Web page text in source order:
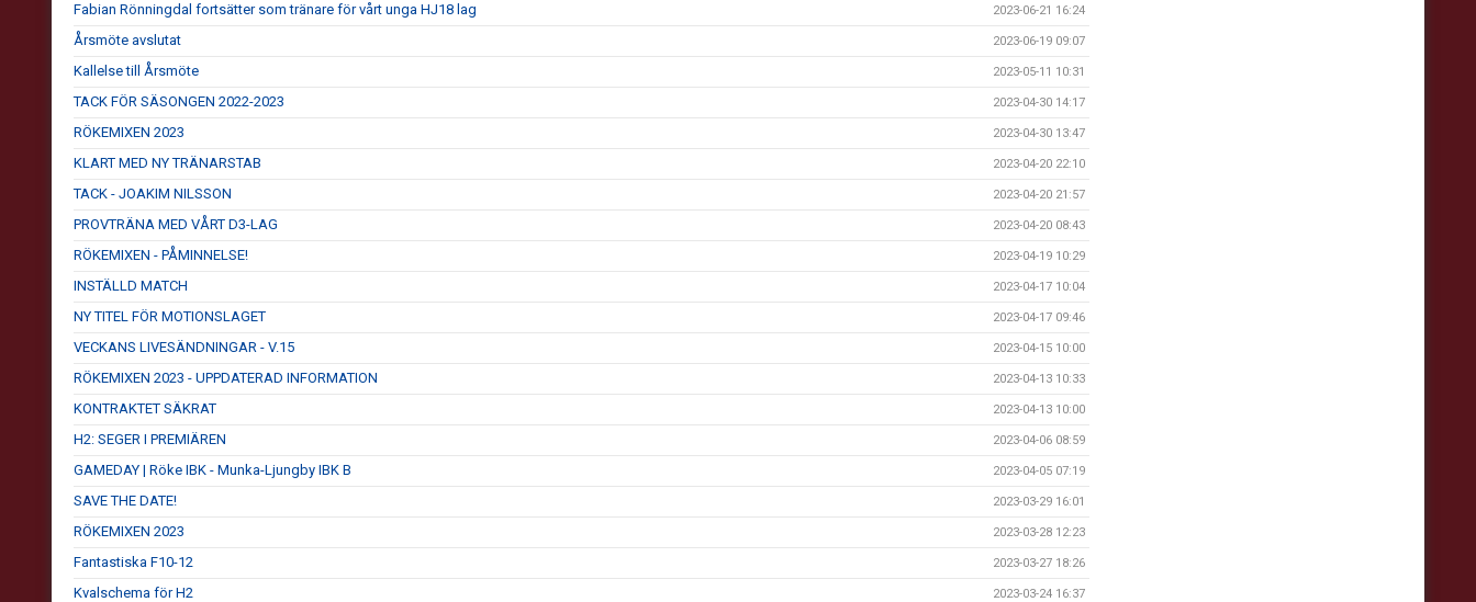
Fabian Rönningdal fortsätter som tränare för vårt unga HJ18 lag 2023-06-21 16:24
Årsmöte avslutat 2023-06-19 09:07
Kallelse till Årsmöte 2023-05-11 10:31
TACK FÖR SÄSONGEN 2022-2023 2023-04-30 14:17
RÖKEMIXEN 2023 2023-04-30 13:47
KLART MED NY TRÄNARSTAB 2023-04-20 22:10
TACK - JOAKIM NILSSON 2023-04-20 21:57
PROVTRÄNA MED VÅRT D3-LAG 2023-04-20 08:43
RÖKEMIXEN - PÅMINNELSE! 2023-04-19 10:29
INSTÄLLD MATCH 2023-04-17 10:04
NY TITEL FÖR MOTIONSLAGET 2023-04-17 09:46
VECKANS LIVESÄNDNINGAR - V.15 2023-04-15 10:00
RÖKEMIXEN 2023 - UPPDATERAD INFORMATION 2023-04-13 10:33
KONTRAKTET SÄKRAT 2023-04-13 10:00
H2: SEGER I PREMIÄREN 2023-04-06 08:59
GAMEDAY | Röke IBK - Munka-Ljungby IBK B 2023-04-05 07:19
SAVE THE DATE! 2023-03-29 16:01
RÖKEMIXEN 2023 2023-03-28 12:23
Fantastiska F10-12 2023-03-27 18:26
Kvalschema för H2 2023-03-24 16:37